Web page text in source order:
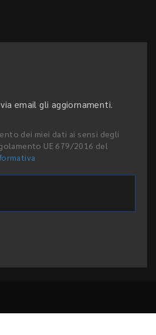
email gli aggiornamenti.
dei miei dati ai sensi degli
UE 679/2016 del